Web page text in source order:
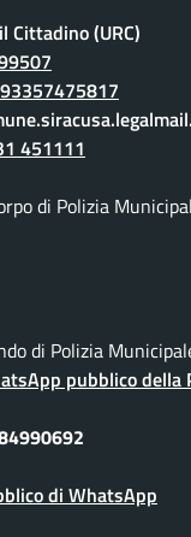
Cittadino (URC)
451111
di Polizia
di Polizia
pubblico della
di WhatsApp